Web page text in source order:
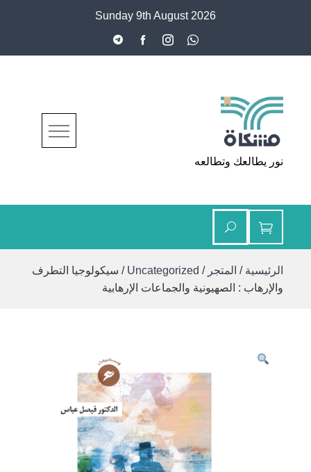
Sunday 9th August 2026
مشكاة
نور يطالعك وتطالعه
الرئيسية / المتجر /
Uncategorized / سيكولوجيا التطرف
والإرهاب : الصهيونية والجماعات الإرهابية